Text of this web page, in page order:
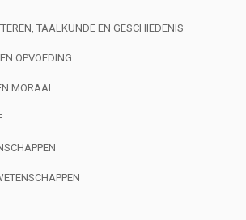
TAALKUNDE EN GESCHIEDENIS
OPVOEDING
MORAAL